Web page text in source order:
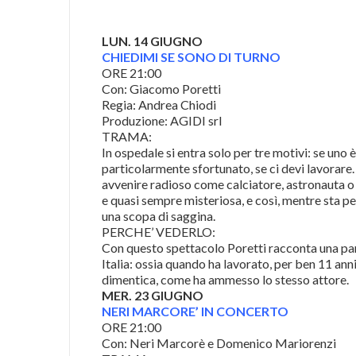
LUN. 14 GIUGNO
CHIEDIMI SE SONO DI TURNO
ORE 21:00
Con: Giacomo Poretti
Regia: Andrea Chiodi
Produzione: AGIDI srl
TRAMA:
In ospedale si entra solo per tre motivi: se uno
particolarmente sfortunato, se ci devi
avvenire radioso come calciatore, astronauta
e quasi sempre misteriosa, e così, mentre sta
una scopa di saggina.
PERCHE’ VEDERLO:
Con questo spettacolo Poretti racconta una
Italia: ossia quando ha lavorato, per ben 11
dimentica, come ha ammesso lo stesso attore.
MER. 23 GIUGNO
NERI MARCORE’ IN CONCERTO
ORE 21:00
Con: Neri Marcorè e Domenico Mariorenzi